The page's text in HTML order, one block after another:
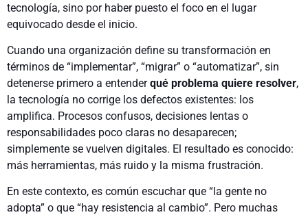
tecnología, sino por haber puesto el foco en el lugar
equivocado desde el inicio.
Cuando una organización define su transformación en
términos de “implementar”, “migrar” o “automatizar”, sin
detenerse primero a entenderqué problema quiere resolver,
la tecnología no corrige los defectos existentes: los
amplifica. Procesos confusos, decisiones lentas o
responsabilidades poco claras no desaparecen;
simplemente se vuelven digitales. El resultado es conocido:
más herramientas, más ruido y la misma frustración.
En este contexto, es común escuchar que “la gente no
adopta” o que “hay resistencia al cambio”. Pero muchas